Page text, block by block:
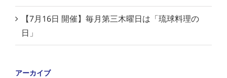
【7月16日 開催】毎月第三木曜日は「琉球料理の
日」
アーカイブ